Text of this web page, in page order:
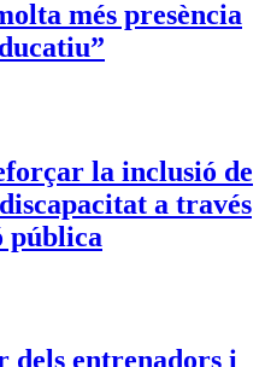
més presència
la inclusió de
a través
pública
entrenadors i